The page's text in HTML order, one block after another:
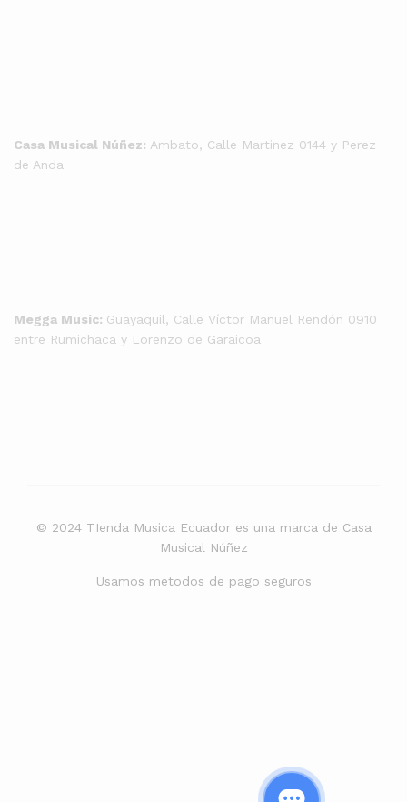
Casa Musical Núñez: Ambato, Calle Martinez 0144 y Perez
de Anda
Megga Music: Guayaquil, Calle Víctor Manuel Rendón 0910
entre Rumichaca y Lorenzo de Garaicoa
© 2024 TIenda Musica Ecuador es una marca de Casa
Musical Núñez
Usamos metodos de pago seguros